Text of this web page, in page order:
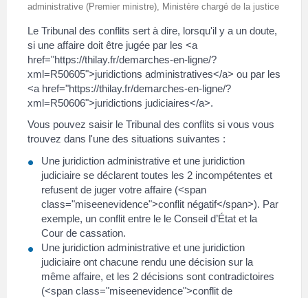
administrative (Premier ministre), Ministère chargé de la justice
Le Tribunal des conflits sert à dire, lorsqu'il y a un doute,
si une affaire doit être jugée par les <a
href="https://thilay.fr/demarches-en-ligne/?
xml=R50605">juridictions administratives</a> ou par les
<a href="https://thilay.fr/demarches-en-ligne/?
xml=R50606">juridictions judiciaires</a>.
Vous pouvez saisir le Tribunal des conflits si vous vous
trouvez dans l'une des situations suivantes :
Une juridiction administrative et une juridiction
judiciaire se déclarent toutes les 2 incompétentes et
refusent de juger votre affaire (<span
class="miseenevidence">conflit négatif</span>). Par
exemple, un conflit entre le le Conseil d’État et la
Cour de cassation.
Une juridiction administrative et une juridiction
judiciaire ont chacune rendu une décision sur la
même affaire, et les 2 décisions sont contradictoires
(<span class="miseenevidence">conflit de